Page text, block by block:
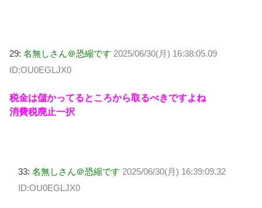
29: 名無しさん＠恐縮です 2025/06/30(月) 16:38:05.09
ID:OU0EGLJX0
税金は儲かってるところから取るべきですよね
消費税廃止一択
33: 名無しさん＠恐縮です 2025/06/30(月) 16:39:09.32
ID:OU0EGLJX0